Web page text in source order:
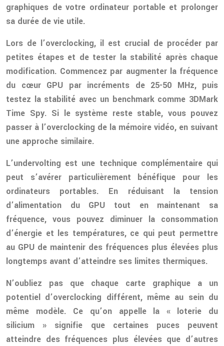
graphiques de votre ordinateur portable et prolonger
sa durée de vie utile.
Lors de l’overclocking, il est crucial de procéder par
petites étapes et de tester la stabilité après chaque
modification. Commencez par augmenter la fréquence
du cœur GPU par incréments de 25-50 MHz, puis
testez la stabilité avec un benchmark comme 3DMark
Time Spy. Si le système reste stable, vous pouvez
passer à l’overclocking de la mémoire vidéo, en suivant
une approche similaire.
L’undervolting est une technique complémentaire qui
peut s’avérer particulièrement bénéfique pour les
ordinateurs portables. En réduisant la tension
d’alimentation du GPU tout en maintenant sa
fréquence, vous pouvez diminuer la consommation
d’énergie et les températures, ce qui peut permettre
au GPU de maintenir des fréquences plus élevées plus
longtemps avant d’atteindre ses limites thermiques.
N’oubliez pas que chaque carte graphique a un
potentiel d’overclocking différent, même au sein du
même modèle. Ce qu’on appelle la « loterie du
silicium » signifie que certaines puces peuvent
atteindre des fréquences plus élevées que d’autres